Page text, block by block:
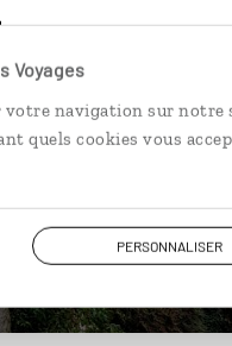
Voyages
navigation sur notre
quels cookies vous
PERSONNALISER